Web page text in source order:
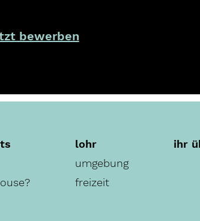
bewerben
lohr
umgebung
freizeit
ihr